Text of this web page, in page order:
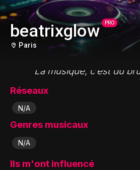
beatrixglow PRO
Paris
"La musique, c’est du
Réseaux
N/A
Genres musicaux
N/A
Ils m'ont influencé